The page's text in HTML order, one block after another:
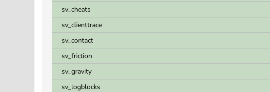
sv_cheats
sv_clienttrace
sv_contact
sv_friction
sv_gravity
sv_logblocks